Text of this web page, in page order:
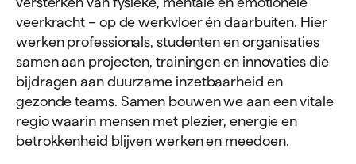
veerkracht – op de werkvloer én daarbuiten. Hier
werken professionals, studenten en organisaties
samen aan projecten, trainingen en innovaties die
bĳdragen aan duurzame inzetbaarheid en
gezonde teams. Samen bouwen we aan een vitale
regio waarin mensen met plezier, energie en
betrokkenheid blĳven werken en meedoen.